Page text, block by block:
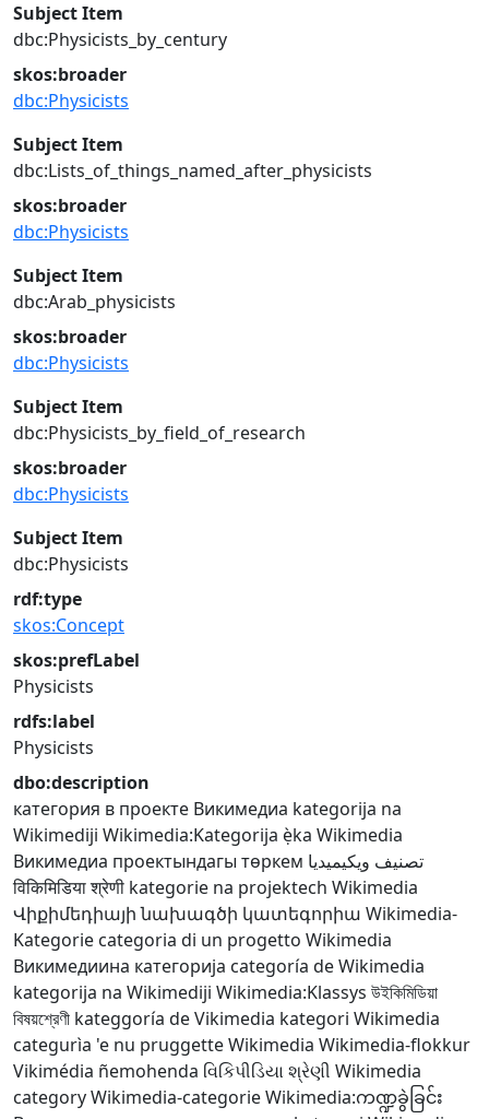
Subject Item
dbc:Physicists_by_century
skos:broader
dbc:Physicists
Subject Item
dbc:Lists_of_things_named_after_physicists
skos:broader
dbc:Physicists
Subject Item
dbc:Arab_physicists
skos:broader
dbc:Physicists
Subject Item
dbc:Physicists_by_field_of_research
skos:broader
dbc:Physicists
Subject Item
dbc:Physicists
rdf:type
skos:Concept
skos:prefLabel
Physicists
rdfs:label
Physicists
dbo:description
категория в проекте Викимедиа kategorija na
Wikimediji Wikimedia:Kategorija ẹ̀ka Wikimedia
Викимедиа проектындагы төркем تصنيف ويكيميديا
विकिमिडिया श्रेणी kategorie na projektech Wikimedia
Վիքիմեդիայի նախագծի կատեգորիա Wikimedia-
Kategorie categoria di un progetto Wikimedia
Викимедиина категорија categoría de Wikimedia
kategorija na Wikimediji Wikimedia:Klassys উইকিমিডিয়া
বিষয়শ্রেণী kateggoría de Vikimedia kategori Wikimedia
categurìa 'e nu pruggette Wikimedia Wikimedia-flokkur
Vikimédia ñemohenda વિકિપીડિયા શ્રેણી Wikimedia
categoryWikimedia-categorieWikimedia:ကဏ္ဍခွဲခြင်း